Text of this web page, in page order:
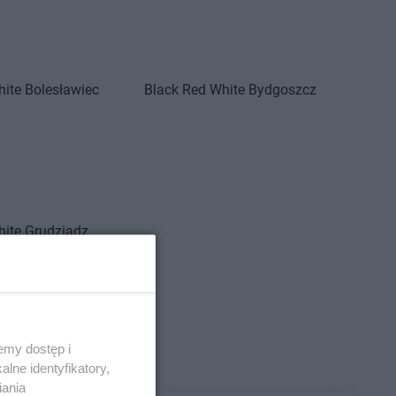
Bolesławiec Black Red White Bydgoszcz
Grudziądz
Krasnystaw
dostęp i
identyfikatory,